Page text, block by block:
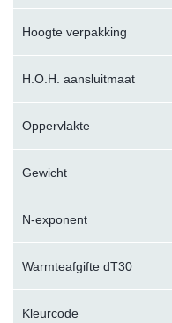
Hoogte verpakking
H.O.H. aansluitmaat
Oppervlakte
Gewicht
N-exponent
Warmteafgifte dT30
Kleurcode